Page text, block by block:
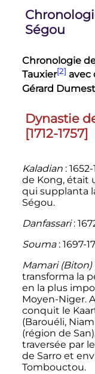
Ségou
Chronologie
Tauxier[2] avec
Gérard
Dynastie
[1712-1757]
Kaladian :
de Kong, était
qui supplanta
Ségou.
Danfassari :
Souma : 1697-
Mamari
transforma la
en la plus
Moyen-Niger.
conquit le
(Barouéli,
(région de
traversée par
de Sarro et
Tombouctou.